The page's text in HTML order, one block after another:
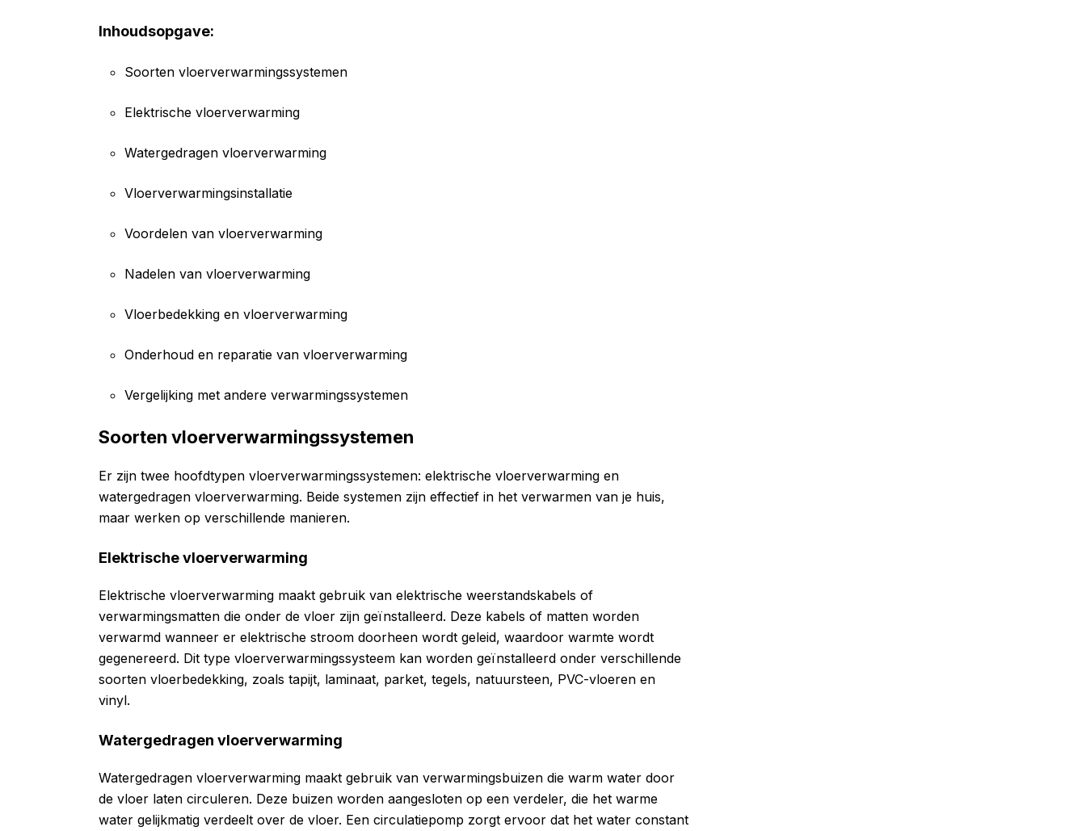
Inhoudsopgave:
Soorten vloerverwarmingssystemen
Elektrische vloerverwarming
Watergedragen vloerverwarming
Vloerverwarmingsinstallatie
Voordelen van vloerverwarming
Nadelen van vloerverwarming
Vloerbedekking en vloerverwarming
Onderhoud en reparatie van vloerverwarming
Vergelijking met andere verwarmingssystemen
Soorten vloerverwarmingssystemen
Er zijn twee hoofdtypen vloerverwarmingssystemen: elektrische vloerverwarming en
watergedragen vloerverwarming. Beide systemen zijn effectief in het verwarmen van je huis,
maar werken op verschillende manieren.
Elektrische vloerverwarming
Elektrische vloerverwarming maakt gebruik van elektrische weerstandskabels of
verwarmingsmatten die onder de vloer zijn geïnstalleerd. Deze kabels of matten worden
verwarmd wanneer er elektrische stroom doorheen wordt geleid, waardoor warmte wordt
gegenereerd. Dit type vloerverwarmingssysteem kan worden geïnstalleerd onder verschillende
soorten vloerbedekking, zoals tapijt, laminaat, parket, tegels, natuursteen, PVC-vloeren en
vinyl.
Watergedragen vloerverwarming
Watergedragen vloerverwarming maakt gebruik van verwarmingsbuizen die warm water door
de vloer laten circuleren. Deze buizen worden aangesloten op een verdeler, die het warme
water gelijkmatig verdeelt over de vloer. Een circulatiepomp zorgt ervoor dat het water constant